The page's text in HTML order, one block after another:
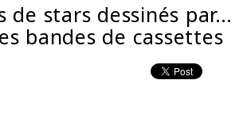
de stars dessinés par…
bandes de cassettes